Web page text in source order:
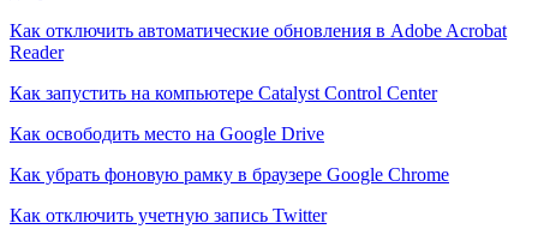
Как отключить автоматические обновления в Adobe Acrobat
Reader
Как запустить на компьютере Catalyst Control Center
Как освободить место на Google Drive
Как убрать фоновую рамку в браузере Google Chrome
Как отключить учетную запись Twitter